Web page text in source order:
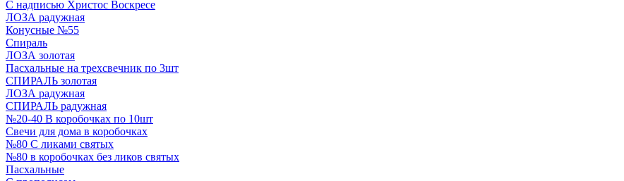
С надписью Христос Воскресе
ЛОЗА радужная
Конусные №55
Спираль
ЛОЗА золотая
Пасхальные на трехсвечник по 3шт
СПИРАЛЬ золотая
ЛОЗА радужная
СПИРАЛЬ радужная
№20-40 В коробочках по 10шт
Свечи для дома в коробочках
№80 С ликами святых
№80 в коробочках без ликов святых
Пасхальные